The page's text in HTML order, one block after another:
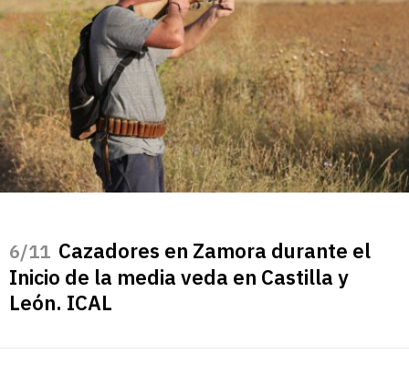
/11 Cazadores en Zamora durante el
Inicio de la media veda en Castilla y
León. ICAL